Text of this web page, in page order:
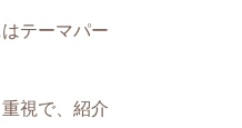
テーマパー
視で、紹介